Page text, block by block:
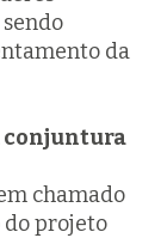
da
conjuntura
chamado
do projeto